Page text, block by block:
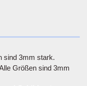
sind 3mm stark.
Größen sind 3mm